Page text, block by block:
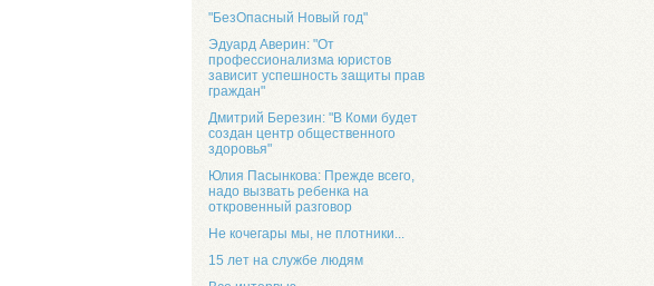
"БезОпасный Новый год"
Эдуард Аверин: "От
профессионализма юристов
зависит успешность защиты прав
граждан"
Дмитрий Березин: "В Коми будет
создан центр общественного
здоровья"
Юлия Пасынкова: Прежде всего,
надо вызвать ребенка на
откровенный разговор
Не кочегары мы, не плотники...
15 лет на службе людям